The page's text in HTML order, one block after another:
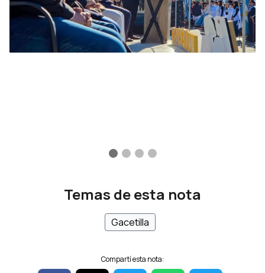
Temas de esta nota
Gacetilla
Compartí esta nota: